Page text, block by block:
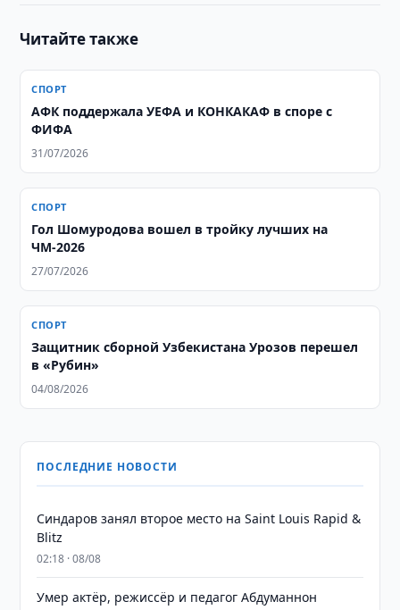
Читайте также
СПОРТ
АФК поддержала УЕФА и КОНКАКАФ в споре с
ФИФА
31/07/2026
СПОРТ
Гол Шомуродова вошел в тройку лучших на
ЧМ-2026
27/07/2026
СПОРТ
Защитник сборной Узбекистана Урозов перешел
в «Рубин»
04/08/2026
ПОСЛЕДНИЕ НОВОСТИ
Синдаров занял второе место на Saint Louis Rapid &
Blitz
02:18 · 08/08
Умер актёр, режиссёр и педагог Абдуманнон